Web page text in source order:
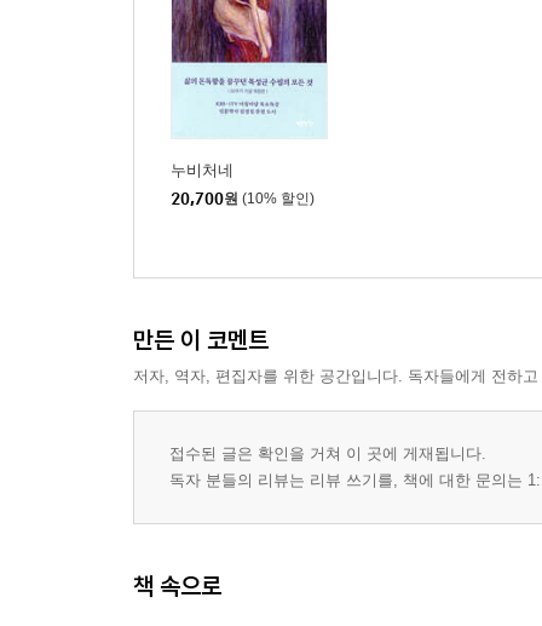
우정의 무대
제4부 불영사에서
장모님과 끽연을
간이역
거진항의 아침
논란의 여지
장마전선을 넘어
전장포
본개나루에서
새벽 등산
강진의 밤
제5부 생명
누비처네
20,700원 (10% 할인)
만든 이 코멘트
저자, 역자, 편집자를 위한 공간입니다. 독자들에게 전하
접수된 글은 확인을 거쳐 이 곳에 게재됩니다.
독자 분들의 리뷰는 리뷰 쓰기를, 책에 대한 문의는
책 속으로